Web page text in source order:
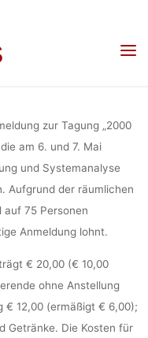
auf die Zukunft“ (6.–7. Mai
zur Tagung „2000
am 6. und 7. Mai
und Systemanalyse
Aufgrund der räumlichen
auf 75 Personen
Anmeldung lohnt.
€ 20,00 (€ 10,00
ohne Anstellung
€ 12,00 (ermäßigt € 6,00);
Getränke. Die Kosten für